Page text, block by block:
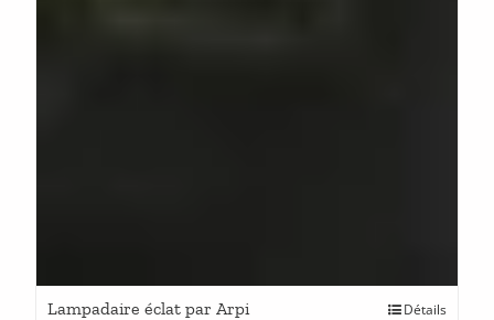
Lampadaire éclat par Arpi Détails